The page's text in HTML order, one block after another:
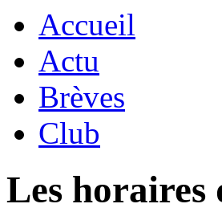
Accueil
Actu
Brèves
Club
Les horaires